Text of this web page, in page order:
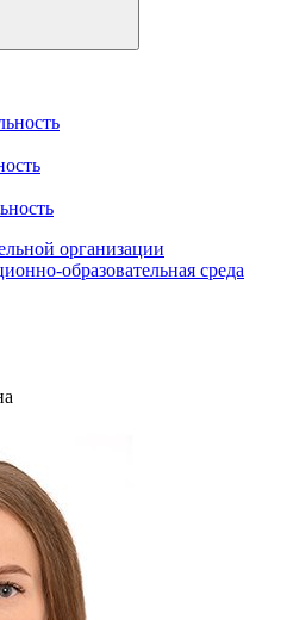
организации
образовательная среда